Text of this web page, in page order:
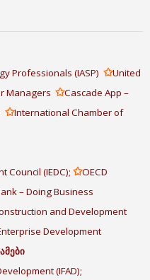
Professionals (IASP) ✩United
Managers ✩Cascade App –
✩International Chamber of
Council (IEDC); ✩OECD
– Doing Business
and Development
Development
(IFAD);